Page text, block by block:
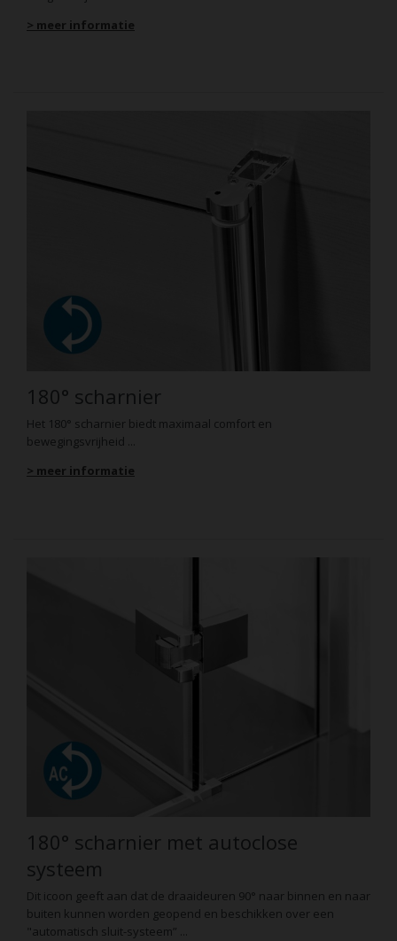
> meer informatie
180° scharnier
Het 180° scharnier biedt maximaal comfort en
bewegingsvrijheid ...
> meer informatie
180° scharnier met autoclose
systeem
Dit icoon geeft aan dat de draaideuren 90° naar binnen en naar
buiten kunnen worden geopend en beschikken over een
"automatisch sluit-systeem” ...